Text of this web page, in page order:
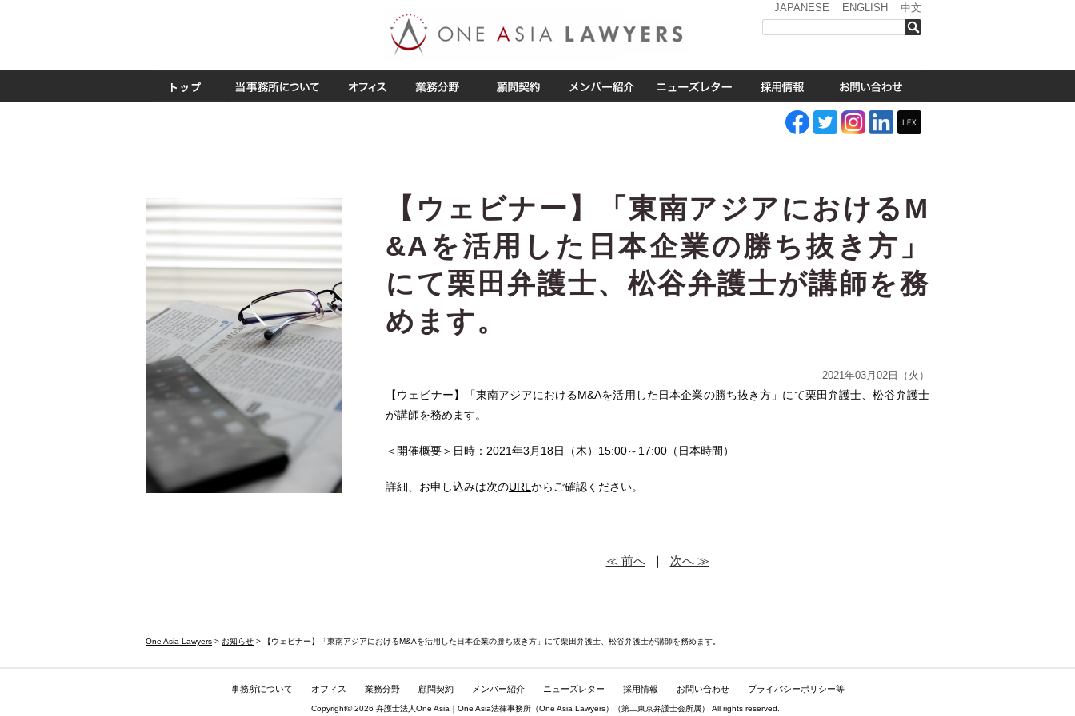
JAPANESE ENGLISH 中文
One Asia Lawyers > お知らせ > 【ウェビナー】「東南アジアにおけるM&Aを活用した日本企業の勝ち抜き方」にて栗田弁護士、松谷弁護士が講師を務めます。
【ウェビナー】「東南アジアにおけるM
&Aを活用した日本企業の勝ち抜き方」
にて栗田弁護士、松谷弁護士が講師を務
めます。
2021年03月02日（火）
【ウェビナー】「東南アジアにおけるM&Aを活用した日本企業の勝ち抜き方」にて栗田弁護士、松谷弁護士
が講師を務めます。
＜開催概要＞日時：2021年3月18日（木）15:00～17:00（日本時間）
詳細、お申し込みは次のURL からご確認ください。
≪ 前へ｜ 次へ ≫
事務所について オフィス 業務分野 顧問契約 メンバー紹介 ニューズレター 採用情報 お問い合わせ プライバシーポリシー等
Copyright© 2026 弁護士法人One Asia｜One Asia法律事務所（One Asia Lawyers）（第二東京弁護士会所属） All rights reserved.